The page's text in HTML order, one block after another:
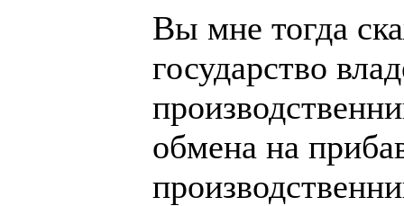
Вы мне тогда
государство
обмена на